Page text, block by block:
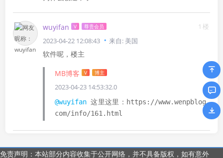
wuyifan V 尊贵会员
1楼
2023-04-22 12:08:43
来自: 美国
软件呢，楼主
MB博客 V 博主
2023-04-23 14:53:32.0
@wuyifan 这里这里：https://www.wenpblog.
com/info/161.html
免责声明：本站部分内容收集于公开网络，并不具备版权，如有意外